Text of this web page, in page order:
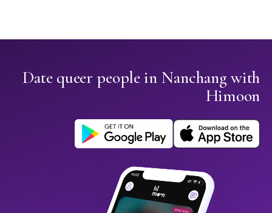
Date queer people in Nanchang with
Himoon